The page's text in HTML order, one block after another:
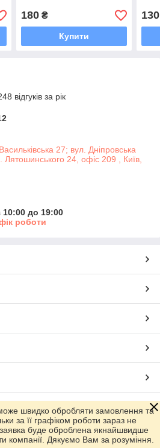
180₴
Купити
130
відгуків за рік
27; вул. Дніпровська
24, офіс 209 , Київ,
10:00 до 19:00
роботи
Prom.ua
швидко обробляти замовлення та
за її графіком роботи зараз не
буде оброблена якнайшвидше
компанії. Дякуємо Вам за розуміння.